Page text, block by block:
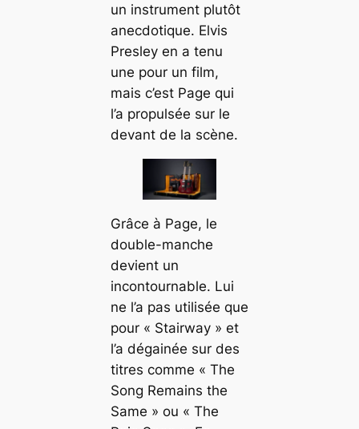
un instrument plutôt
anecdotique. Elvis
Presley en a tenu
une pour un film,
mais c’est Page qui
l’a propulsée sur le
devant de la scène.
Grâce à Page, le
double-manche
devient un
incontournable. Lui
ne l’a pas utilisée que
pour « Stairway » et
l’a dégainée sur des
titres comme « The
Song Remains the
Same » ou « The